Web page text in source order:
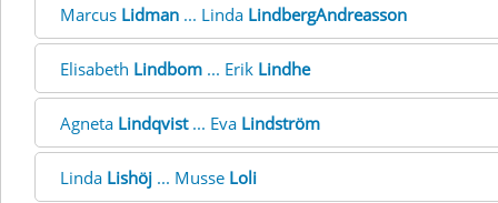
Marcus Lidman ... Linda LindbergAndreasson
Elisabeth Lindbom ... Erik Lindhe
Agneta Lindqvist... Eva Lindström
Linda Lishöj ... Musse Loli